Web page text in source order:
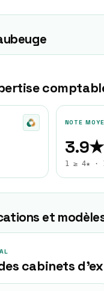
NOTE
3.9★
1 ≥ 4★ ·
et
cabinets